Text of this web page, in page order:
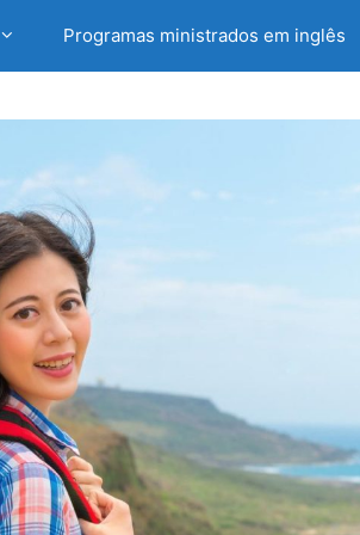
Programas ministrados em inglês